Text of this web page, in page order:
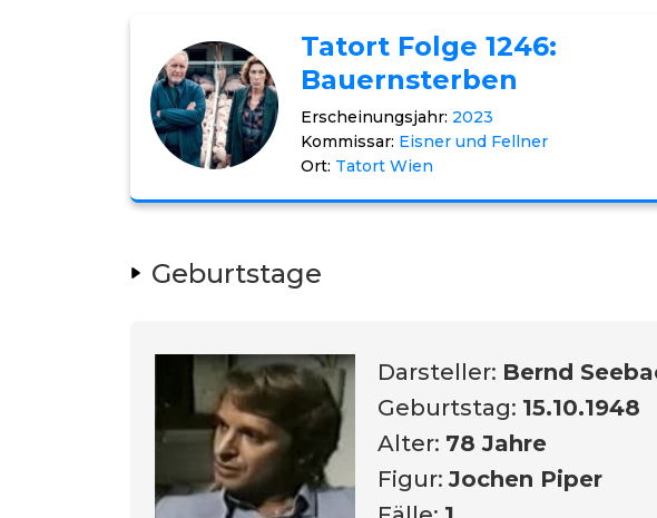
Tatort Folge 1246:
Bauernsterben
Erscheinungsjahr: 2023
Kommissar: Eisner und Fellner
Ort: Tatort Wien
Geburtstage
Darsteller: Bernd
Geburtstag: 15.10.1948
Alter: 78 Jahre
Figur: Jochen Piper